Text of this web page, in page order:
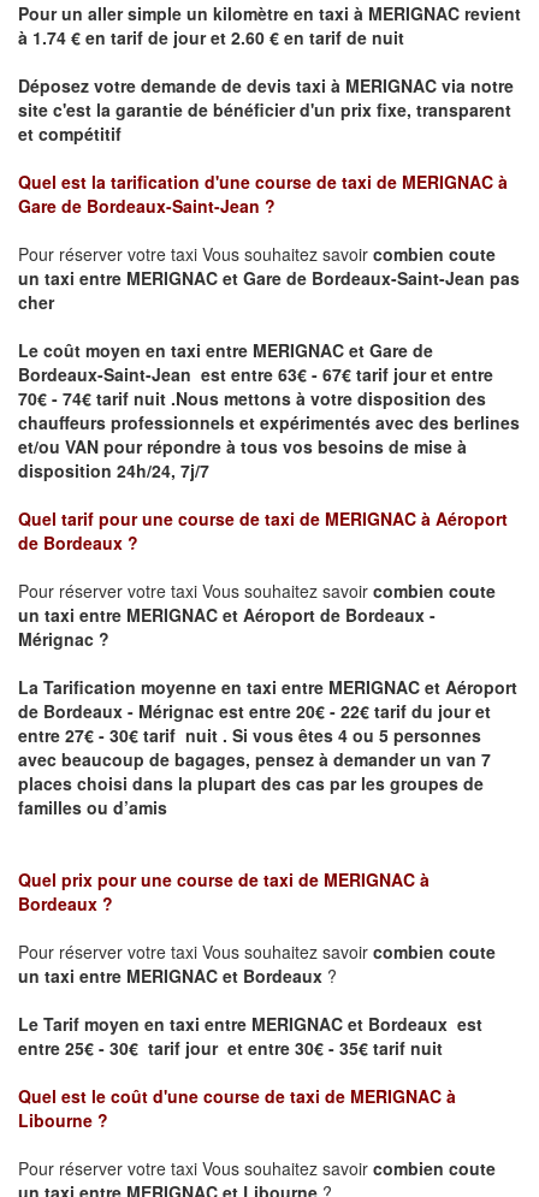
Pour un aller simple un kilomètre en taxi à MERIGNAC revient
à 1.74 € en tarif de jour et 2.60 € en tarif de nuit
Déposez votre demande de devis taxi à MERIGNAC via notre
site c'est la garantie de bénéficier d'un prix fixe, transparent
et compétitif
Quel est la tarification d'une course de taxi de MERIGNAC à
Gare de Bordeaux-Saint-Jean ?
Pour réserver votre taxi Vous souhaitez savoir combien coute
un taxi entre MERIGNAC et Gare de Bordeaux-Saint-Jean pas
cher
Le coût moyen en taxi entre MERIGNAC et Gare de
Bordeaux-Saint-Jean est entre 63€ - 67€ tarif jour et entre
70€ - 74€ tarif nuit .Nous mettons à votre disposition des
chauffeurs professionnels et expérimentés avec des berlines
et/ou VAN pour répondre à tous vos besoins de mise à
disposition 24h/24, 7j/7
Quel tarif pour une course de taxi de MERIGNAC à Aéroport
de Bordeaux ?
Pour réserver votre taxi Vous souhaitez savoir combien coute
un taxi entre MERIGNAC et Aéroport de Bordeaux -
Mérignac ?
La Tarification moyenne en taxi entre MERIGNAC et Aéroport
de Bordeaux - Mérignac est entre 20€ - 22€ tarif du jour et
entre 27€ - 30€ tarif nuit . Si vous êtes 4 ou 5 personnes
avec beaucoup de bagages, pensez à demander un van 7
places choisi dans la plupart des cas par les groupes de
familles ou d’amis
Quel prix pour une course de taxi de MERIGNAC à
Bordeaux ?
Pour réserver votre taxi Vous souhaitez savoir combien coute
un taxi entre MERIGNAC et Bordeaux ?
Le Tarif moyen en taxi entre MERIGNAC et Bordeaux est
entre 25€ - 30€ tarif jour et entre 30€ - 35€ tarif nuit
Quel est le coût d'une course de taxi de MERIGNAC à
Libourne ?
Pour réserver votre taxi Vous souhaitez savoir combien coute